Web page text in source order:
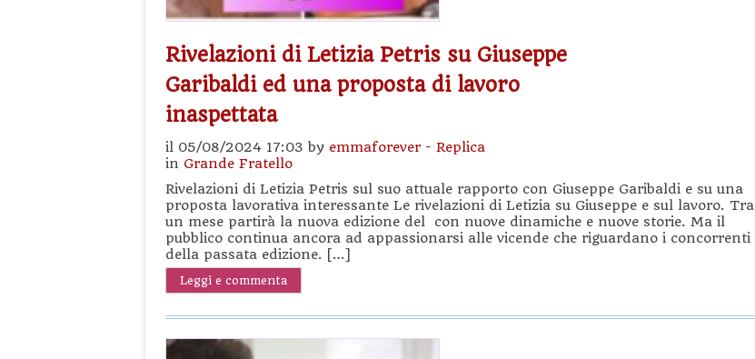
Rivelazioni di Letizia Petris su Giuseppe
Garibaldi ed una proposta di lavoro
inaspettata
il 05/08/2024 17:03 by emmaforever- Replica
in Grande Fratello
Rivelazioni di Letizia Petris sul suo attuale rapporto con Giuseppe Garibaldi e su una
proposta lavorativa interessante Le rivelazioni di Letizia su Giuseppe e sul lavoro. Tra
un mese partirà la nuova edizione del con nuove dinamiche e nuove storie. Ma il
pubblico continua ancora ad appassionarsi alle vicende che riguardano i concorrenti
della passata edizione. […]
Leggi e commenta